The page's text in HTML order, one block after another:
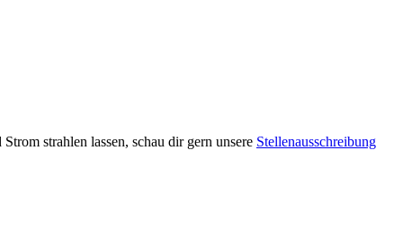
strahlen lassen, schau dir gern unsere Stellenausschreibung